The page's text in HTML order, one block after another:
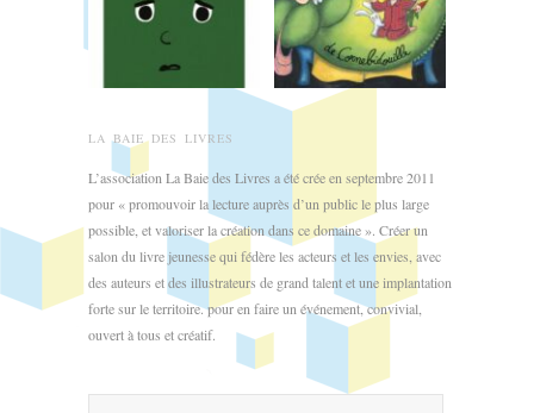
LA BAIE DES LIVRES
L’association La Baie des Livres a été crée en septembre 2011
pour « promouvoir la lecture auprès d’un public le plus large
possible, et valoriser la création dans ce domaine ». Créer un
salon du livre jeunesse qui fédère les acteurs et les envies, avec
des auteurs et des illustrateurs de grand talent et une implantation
forte sur le territoire. pour en faire un événement, convivial,
ouvert à tous et créatif.